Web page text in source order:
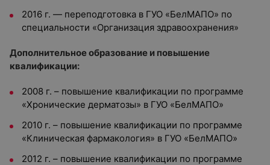
2016 г. — переподготовка в ГУО «БелМАПО» по
специальности «Организация здравоохранения»
Дополнительное образование и повышение
квалификации:
2008 г. – повышение квалификации по программе
«Хронические дерматозы» в ГУО «БелМАПО»
2010 г. – повышение квалификации по программе
«Клиническая фармакология» в ГУО «БелМАПО»
2012 г. – повышение квалификации по программе